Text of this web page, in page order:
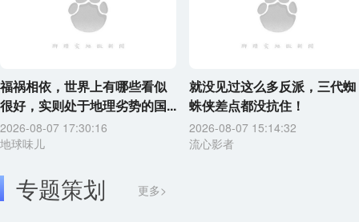
福祸相依，世界上有哪些看似
很好，实则处于地理劣势的国...
2026-08-07 17:30:16
地球味儿
就没见过这么多反派，三代蜘
蛛侠差点都没抗住！
2026-08-07 15:14:32
流心影者
专题策划 更多>